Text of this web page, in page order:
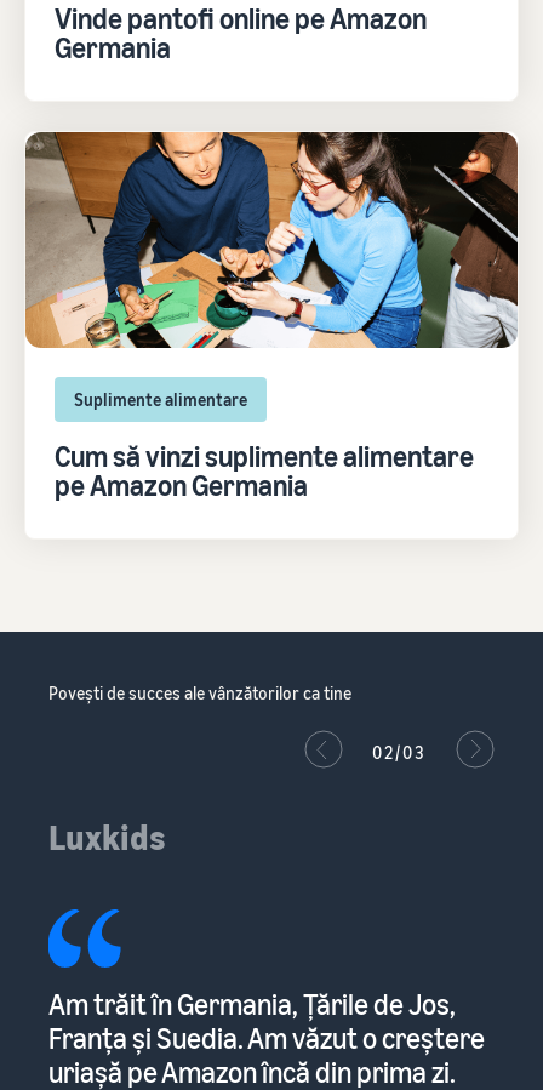
Vinde pantofi online pe Amazon
Germania
Suplimente alimentare
Cum să vinzi suplimente alimentare
pe Amazon Germania
Povești de succes ale vânzătorilor ca tine
02/03
Luxkids
Am trăit în Germania, Țările de Jos,
Franța și Suedia. Am văzut o creștere
uriașă pe Amazon încă din prima zi.